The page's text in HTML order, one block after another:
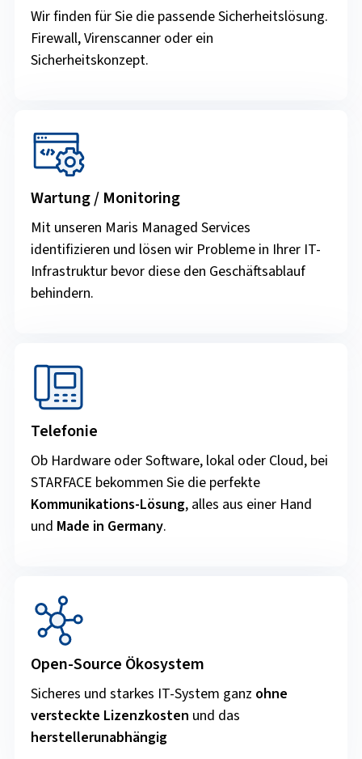
Wir finden für Sie die passende Sicherheitslösung.
Firewall, Virenscanner oder ein
Sicherheitskonzept.
Wartung / Monitoring
Mit unseren Maris Managed Services
identifizieren und lösen wir Probleme in Ihrer IT-
Infrastruktur bevor diese den Geschäftsablauf
behindern.
Telefonie
Ob Hardware oder Software, lokal oder Cloud, bei
STARFACE bekommen Sie die perfekte
Kommunikations-Lösung, alles aus einer Hand
und Made in Germany.
Open-Source Ökosystem
Sicheres und starkes IT-System ganz ohne
versteckte Lizenzkosten und das
herstellerunabhängig